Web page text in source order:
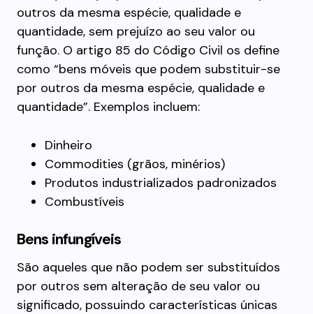
outros da mesma espécie, qualidade e
quantidade, sem prejuízo ao seu valor ou
função. O artigo 85 do Código Civil os define
como “bens móveis que podem substituir-se
por outros da mesma espécie, qualidade e
quantidade”. Exemplos incluem:
Dinheiro
Commodities (grãos, minérios)
Produtos industrializados padronizados
Combustíveis
Bens infungíveis
São aqueles que não podem ser substituídos
por outros sem alteração de seu valor ou
significado, possuindo características únicas